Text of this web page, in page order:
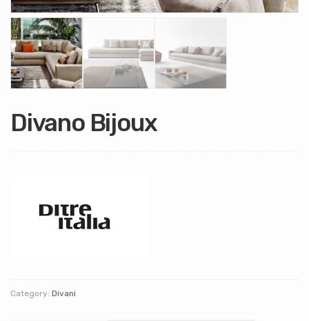
Divano Bijoux
Category: Divani